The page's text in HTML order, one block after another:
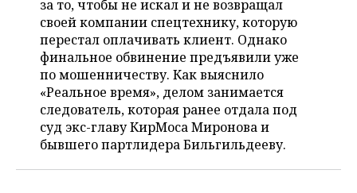
за то, чтобы не искал и не возвращал
своей компании спецтехнику, которую
перестал оплачивать клиент. Однако
финальное обвинение предъявили уже
по мошенничеству. Как выяснило
«Реальное время», делом занимается
следователь, которая ранее отдала под
суд экс-главу КирМоса Миронова и
бывшего партлидера Бильгильдееву.